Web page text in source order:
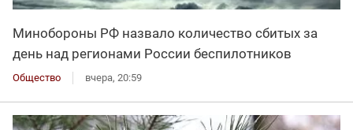
Минобороны РФ назвало количество сбитых за
день над регионами России беспилотников
Общество вчера, 20:59